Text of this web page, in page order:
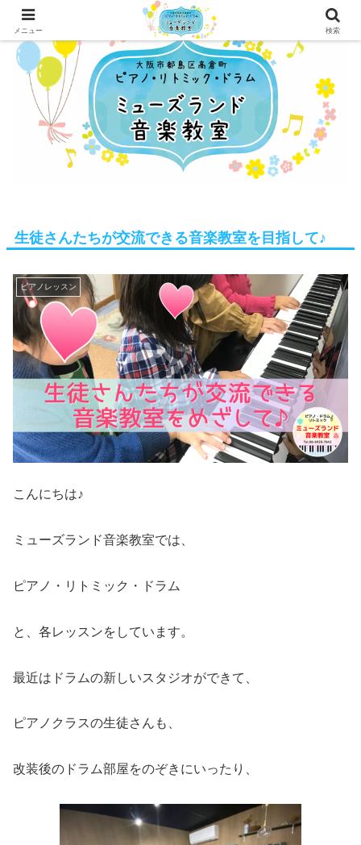
生徒さんたちが交流できる音楽教室を目指して♪
ピアノレッスン
こんにちは♪
ミューズランド音楽教室では、
ピアノ・リトミック・ドラム
と、各レッスンをしています。
最近はドラムの新しいスタジオができて、
ピアノクラスの生徒さんも、
改装後のドラム部屋をのぞきにいったり、
メニュー 検索